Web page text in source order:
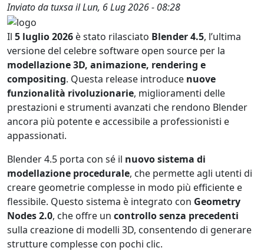
Inviato datuxsailLun, 6 Lug 2026 - 08:28
Il 5 luglio 2026 è stato rilasciato Blender 4.5, l’ultima
versione del celebre software open source per la
modellazione 3D, animazione, rendering e
compositing. Questa release introduce nuove
funzionalità rivoluzionarie, miglioramenti delle
prestazioni e strumenti avanzati che rendono Blender
ancora più potente e accessibile a professionisti e
appassionati.
Blender 4.5 porta con sé il nuovo sistema di
modellazione procedurale, che permette agli utenti di
creare geometrie complesse in modo più efficiente e
flessibile. Questo sistema è integrato con Geometry
Nodes 2.0, che offre un controllo senza precedenti
sulla creazione di modelli 3D, consentendo di generare
strutture complesse con pochi clic.